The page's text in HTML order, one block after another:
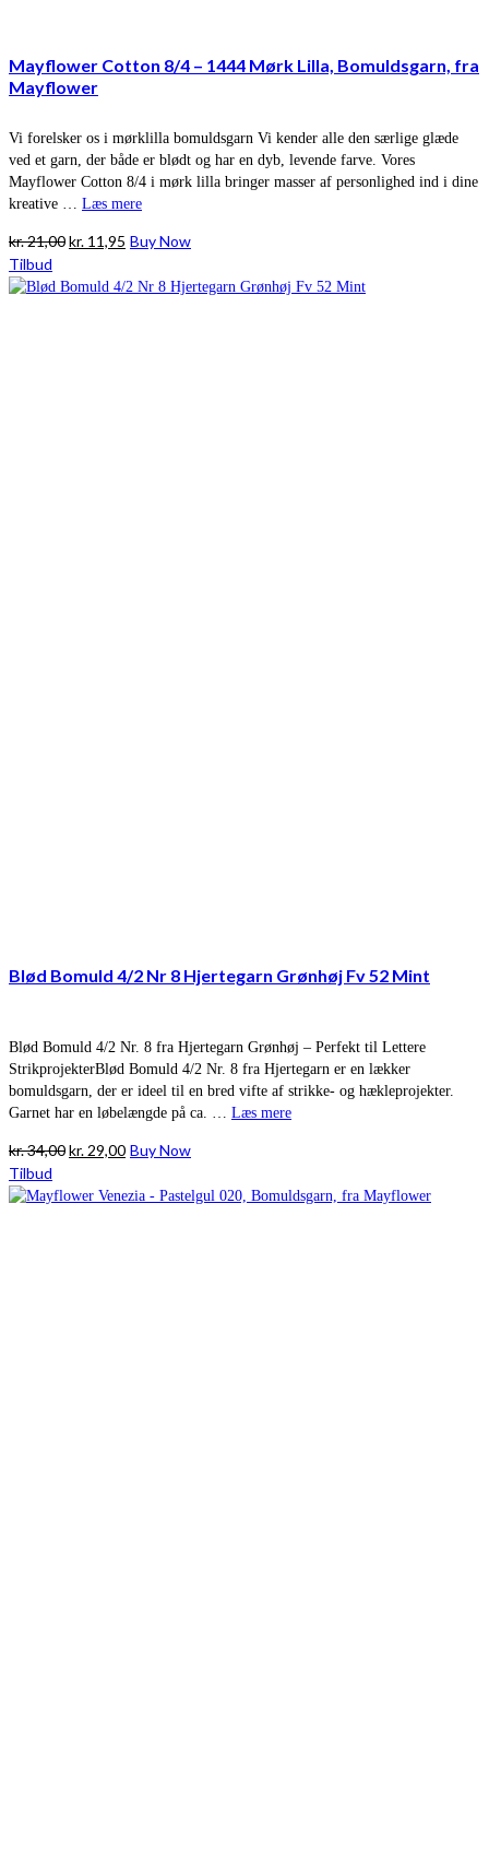
Mayflower Cotton 8/4 – 1444 Mørk Lilla, Bomuldsgarn, fra
Mayflower
Vi forelsker os i mørklilla bomuldsgarn Vi kender alle den særlige glæde
ved et garn, der både er blødt og har en dyb, levende farve. Vores
Mayflower Cotton 8/4 i mørk lilla bringer masser af personlighed ind i dine
kreative … Læs mere
kr.21,00Den
pris
kr. 11,95 Den
pris
Buy Now
Tilbud
Blød Bomuld 4/2 Nr 8 Hjertegarn Grønhøj Fv 52 Mint
Blød Bomuld 4/2 Nr. 8 fra Hjertegarn Grønhøj – Perfekt til Lettere
StrikprojekterBlød Bomuld 4/2 Nr. 8 fra Hjertegarn er en lækker
bomuldsgarn, der er ideel til en bred vifte af strikke- og hækleprojekter.
Garnet har en løbelængde på ca. … Læs mere
kr.34,00Den
pris
kr. 29,00Den
pris
Buy Now
Tilbud